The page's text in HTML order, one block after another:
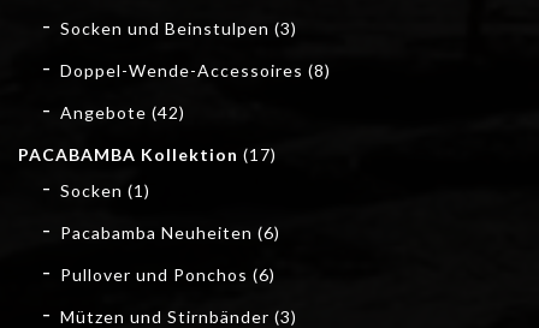
Socken und Beinstulpen (3)
Doppel-Wende-Accessoires (8)
Angebote (42)
PACABAMBA Kollektion (17)
Socken (1)
Pacabamba Neuheiten (6)
Pullover und Ponchos (6)
Mützen und Stirnbänder (3)